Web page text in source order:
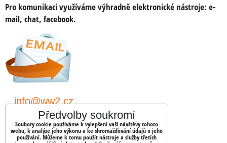
Pro komunikaci využíváme výhradně elektronické nástroje: e-
mail, chat, facebook.
info@ww2.cz
shopww2/
Předvolby soukromí
Soubory cookie používáme k vylepšení vaší návštěvy tohoto
webu, k analýze jeho výkonu a ke shromažďování údajů o jeho
používání. Můžeme k tomu použít nástroje a služby třetích